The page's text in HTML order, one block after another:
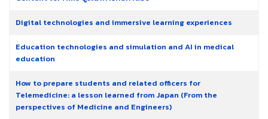
Digital technologies and immersive learning experiences
Education technologies and simulation and AI in medical
education
How to prepare students and related officers for
Telemedicine: a lesson learned from Japan (From the
perspectives of Medicine and Engineers)